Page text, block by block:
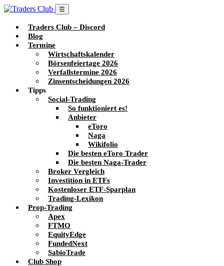
☰
Traders Club – Discord
Blog
Termine
Wirtschaftskalender
Börsenfeiertage 2026
Verfallstermine 2026
Zinsentscheidungen 2026
Tipps
Social-Trading
So funktioniert es!
Anbieter
eToro
Naga
Wikifolio
Die besten eToro Trader
Die besten Naga-Trader
Broker Vergleich
Investition in ETFs
Kostenloser ETF-Sparplan
Trading-Lexikon
Prop-Trading
Apex
FTMO
EquityEdge
FundedNext
SabioTrade
Club Shop